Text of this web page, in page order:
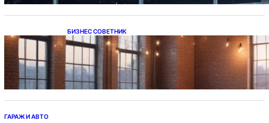
БИЗНЕС СОВЕТНИК
Подвесные светодиодные светильники на
тросе
ГАРАЖ И АВТО